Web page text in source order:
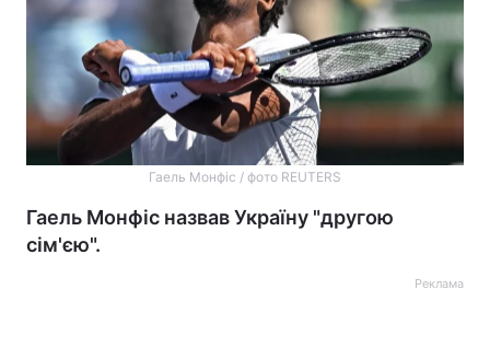
Гаель Монфіс / фото REUTERS
Гаель Монфіс назвав Україну "другою
сім'єю".
Реклама